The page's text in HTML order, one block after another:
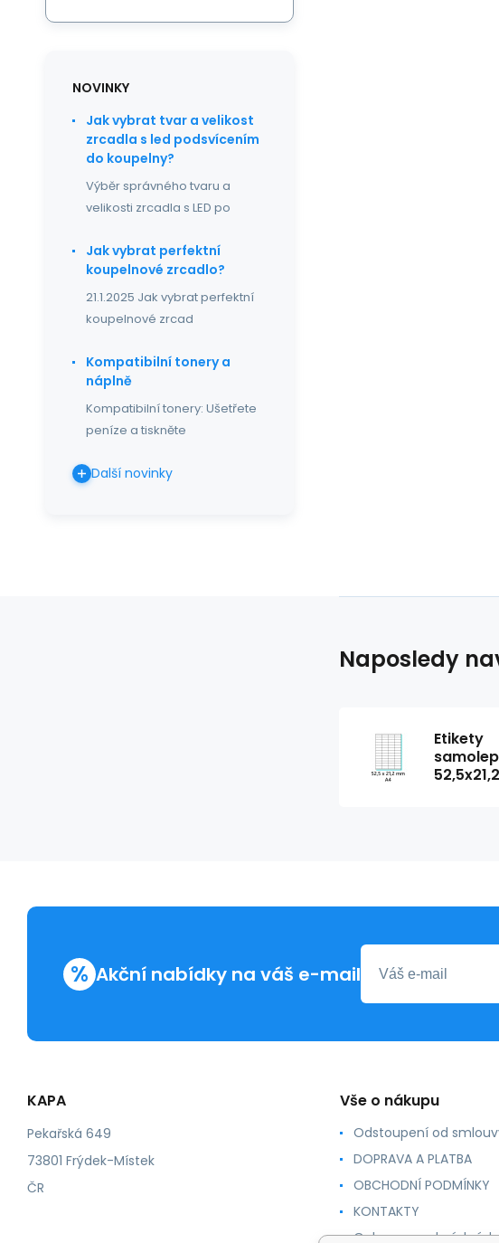
NOVINKY
Jak vybrat tvar a velikost
zrcadla s led podsvícením
do koupelny?
Výběr správného tvaru a
velikosti zrcadla s LED po
Jak vybrat perfektní
koupelnové zrcadlo?
21.1.2025 Jak vybrat perfektní
koupelnové zrcad
Kompatibilní tonery a
náplně
Kompatibilní tonery: Ušetřete
peníze a tiskněte
Další novinky
Naposledy
Etikety
% Akční nabídky na váš e-mail
KAPA
Pekařská 649
73801 Frýdek-Místek
ČR
Vše o nákupu
Odstoupení od
DOPRAVA A PLATBA
OBCHODNÍ PODMÍNKY
KONTAKTY
Ochrana osobních